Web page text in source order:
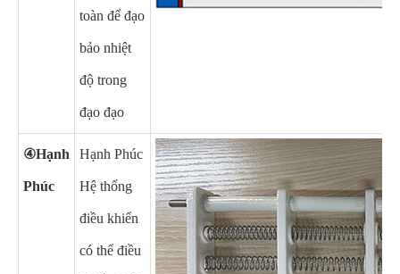
toàn để đạo
bảo nhiệt
độ trong
đạo đạo
④Hạnh
Phúc
Hạnh Phúc
Hệ thống
điều khiển
có thể điều